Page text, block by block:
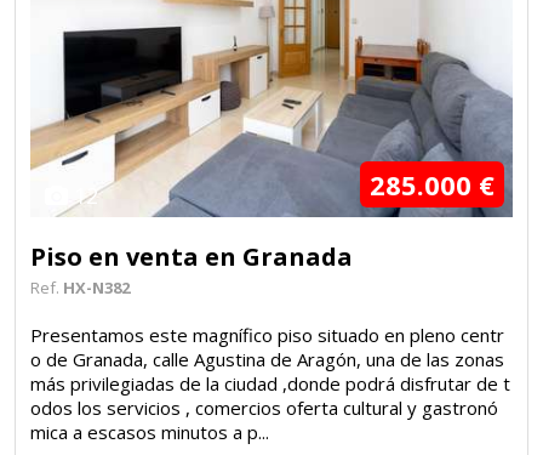
12 285.000 €
Piso en venta en Granada
Ref. HX-N382
Presentamos este magnífico piso situado en pleno centr
o de Granada, calle Agustina de Aragón, una de las zonas
más privilegiadas de la ciudad ,donde podrá disfrutar de t
odos los servicios , comercios oferta cultural y gastronó
mica a escasos minutos a p...